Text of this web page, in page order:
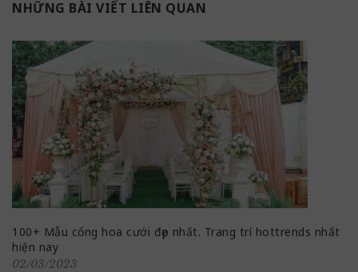
NHỮNG BÀI VIẾT LIÊN QUAN
100+ Mẫu cổng hoa cưới đẹp nhất. Trang trí hottrends nhất
hiện nay
02/03/2023